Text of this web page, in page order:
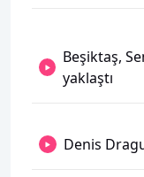
Beşiktaş,
yaklaştı
Denis